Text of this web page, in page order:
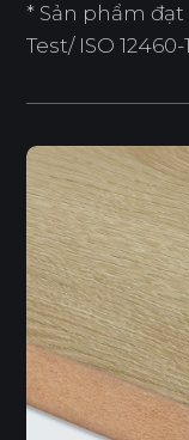
* Sản phẩm
Test/ ISO 12460-